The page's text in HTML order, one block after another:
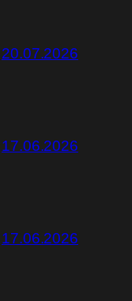
20.07.2026
17.06.2026
17.06.2026